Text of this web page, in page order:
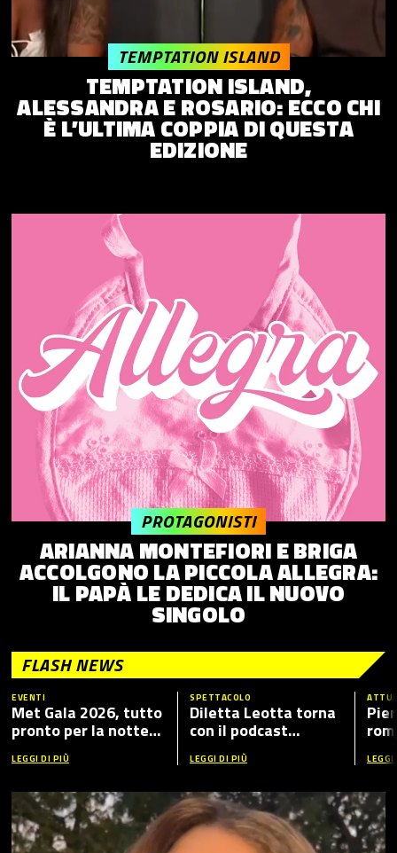
TEMPTATION ISLAND,
ALESSANDRA E ROSARIO: ECCO CHI
È L’ULTIMA COPPIA DI QUESTA
EDIZIONE
TEMPTATION ISLAND
ARIANNA MONTEFIORI E BRIGA
ACCOLGONO LA PICCOLA ALLEGRA:
IL PAPÀ LE DEDICA IL NUOVO
SINGOLO
PROTAGONISTI
FLASH NEWS
EVENTI
Met Gala 2026, tutto
pronto per la notte
più fashion dell’anno:
tema, ospiti e dove
LEGGI DI PIÙ
SPETTACOLO
Diletta Leotta torna
con il podcast
“Mamma Dilettante
5”, ecco i nuovi ospiti
LEGGI DI PIÙ